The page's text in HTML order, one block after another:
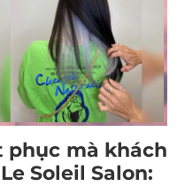
phục mà khách
Soleil Salon: